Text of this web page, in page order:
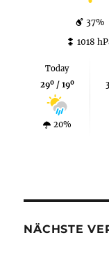
37%
1018
Today
29º / 19º
20%
NÄCHSTE